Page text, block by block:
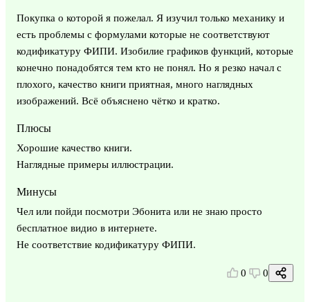
Покупка о которой я пожелал. Я изучил только механику и
есть проблемы с формулами которые не соответствуют
кодификатуру ФИПИ. Изобилие графиков функций, которые
конечно понадобятся тем кто не понял. Но я резко начал с
плохого, качество книги приятная, много наглядных
изображений. Всё объяснено чётко и кратко.
Плюсы
Хорошие качество книги.
Наглядные примеры иллюстрации.
Минусы
Чел или пойди посмотри Эбонита или не знаю просто
бесплатное видио в интернете.
Не соответствие кодификатуру ФИПИ.
0 0